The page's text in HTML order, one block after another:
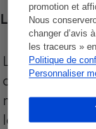
promotion et
Nous
changer d’avis
les traceurs »
Politique de
Personnaliser
Les
Les
des produits
marques de
leurs